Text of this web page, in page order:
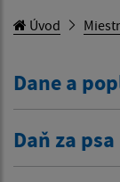
Úvod
Dane a
Daň za psa